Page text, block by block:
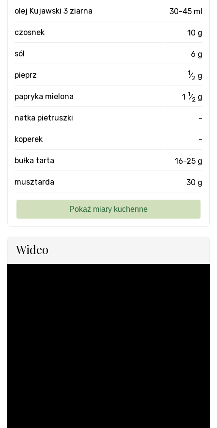
olej Kujawski 3 ziarna 30-45 ml
czosnek 10 g
sól 6 g
pieprz 1⁄2 g
papryka mielona 1 1⁄2 g
natka pietruszki -
koperek -
bułka tarta 16-25 g
musztarda 30 g
Wideo